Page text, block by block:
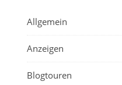
Allgemein
Anzeigen
Blogtouren